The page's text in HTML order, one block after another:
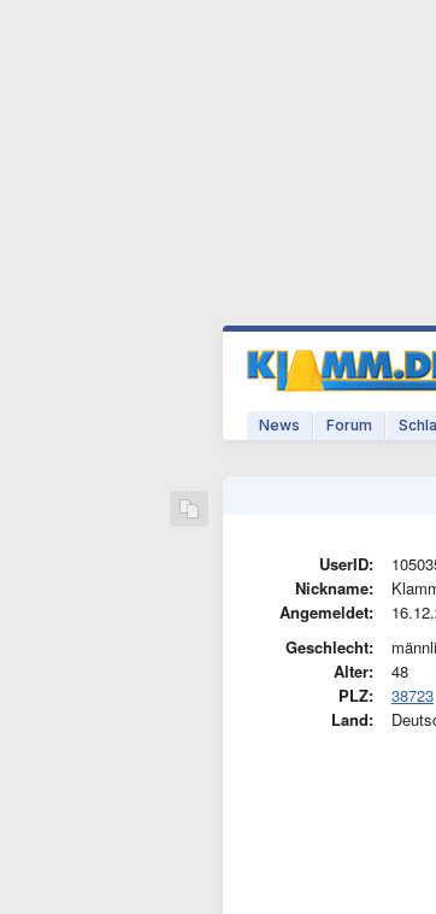
News Forum
UserID:
Nickname:
Angemeldet:
Geschlecht:
Alter:
48
PLZ:
38723
Land: